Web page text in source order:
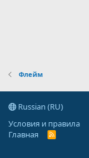
Флейм
Russian (RU)
Условия и правила
Главная
R